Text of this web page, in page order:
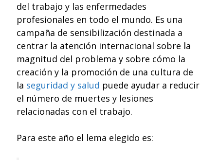
del trabajo y las enfermedades
profesionales en todo el mundo. Es una
campaña de sensibilización destinada a
centrar la atención internacional sobre la
magnitud del problema y sobre cómo la
creación y la promoción de una cultura de
la seguridad y salud puede ayudar a reducir
el número de muertes y lesiones
relacionadas con el trabajo.
Para este año el lema elegido es: